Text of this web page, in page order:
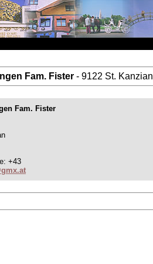
Fam. Fister - 9122 St. Kanzian
Fam. Fister
+43